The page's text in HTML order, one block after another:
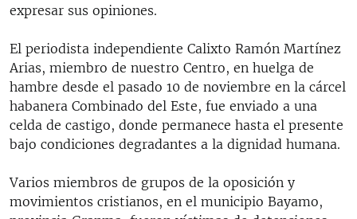
expresar sus opiniones.
El periodista independiente Calixto Ramón Martínez
Arias, miembro de nuestro Centro, en huelga de
hambre desde el pasado 10 de noviembre en la cárcel
habanera Combinado del Este, fue enviado a una
celda de castigo, donde permanece hasta el presente
bajo condiciones degradantes a la dignidad humana.
Varios miembros de grupos de la oposición y
movimientos cristianos, en el municipio Bayamo,